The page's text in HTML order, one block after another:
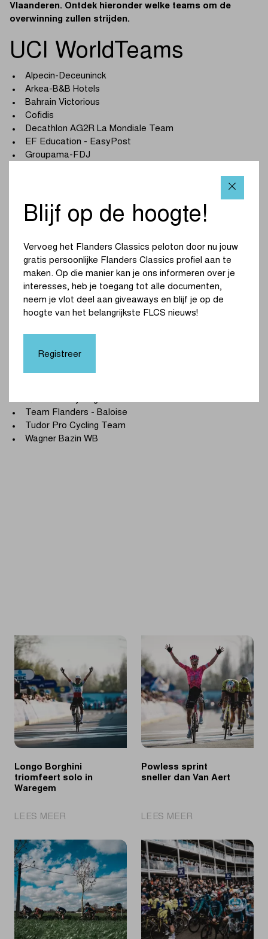
Vlaanderen. Ontdek hieronder welke teams om de
overwinning zullen strijden.
UCI WorldTeams
Alpecin-Deceuninck
Arkea-B&B Hotels
Bahrain Victorious
Cofidis
Decathlon AG2R La Mondiale Team
EF Education - EasyPost
Groupama-FDJ
Movistar Team
Red Bull - BORA - hansgrohe
Team Jayco AlUla
Team Picnic PostNL
Team Visma | Lease a Bike
UAE Team Emirates
XDS Astana Team
UCI ProTeams
Israel - Premier Tech
Lotto
Q36.5 Pro Cycling Team
Team Flanders - Baloise
Tudor Pro Cycling Team
Wagner Bazin WB
Longo Borghini
triomfeert solo in
Waregem
LEES MEER
Borghini
triomfeert
solo
Waregem
Powless sprint
sneller dan Van Aert
LEES MEER
sprint
sneller
dan
Van
Aert
Blijf op de hoogte!
Vervoeg het Flanders Classics peloton door nu jouw
gratis persoonlijke Flanders Classics profiel aan te
maken. Op die manier kan je ons informeren over je
interesses, heb je toegang tot alle documenten,
neem je vlot deel aan giveaways en blijf je op de
hoogte van het belangrijkste FLCS nieuws!
Registreer